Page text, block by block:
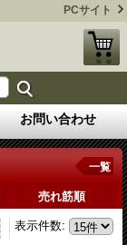
PCサイト
お問い合わせ
一覧
売れ筋順
表示件数: